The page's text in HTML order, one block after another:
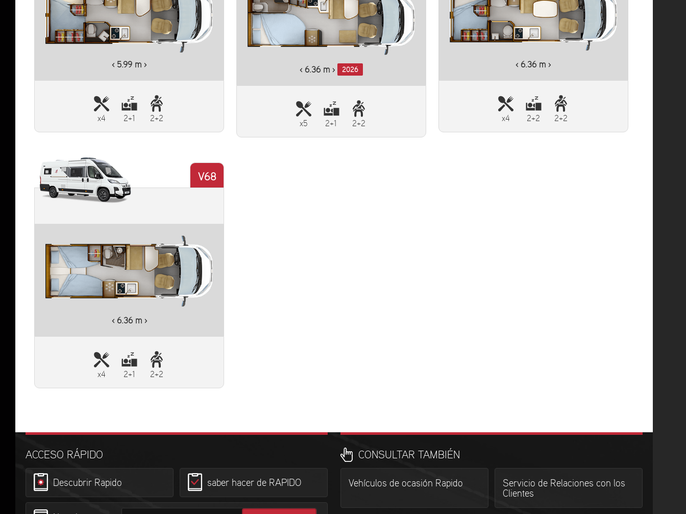
‹ 5.99 m ›
x4 2+1 2+2
‹ 6.36 m › 2026
x5 2+1 2+2
‹ 6.36 m ›
x4 2+2 2+2
V68
‹ 6.36 m ›
x4 2+1 2+2
ACCESO RÁPIDO
Descubrir Rapido saber hacer de RAPIDO
CONSULTAR TAMBIÉN
Vehículos de ocasión Rapido
Servicio de Relaciones con los
Clientes